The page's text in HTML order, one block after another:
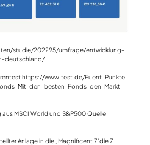
studie/202295/umfrage/entwicklung-
deutschland/
https://www.test.de/Fuenf-Punkte-
Mit-den-besten-Fonds-den-Markt-
MSCI World und S&P500 Quelle:
Anlage in die „Magnificent 7”die 7